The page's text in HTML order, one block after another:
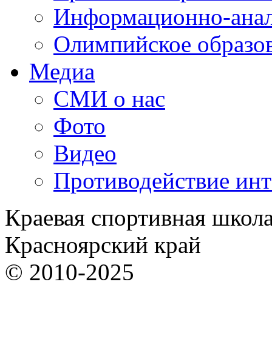
Информационно-
Олимпийское
Медиа
СМИ о нас
Фото
Видео
Противодействие
Краевая спортивная
Красноярский край
© 2010-2025